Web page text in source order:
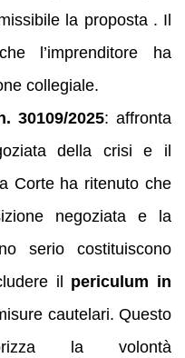
la proposta . Il
l’imprenditore ha
collegiale.
30109/2025: affronta
della crisi e il
Corte ha ritenuto che
negoziata e la
serio costituiscono
il periculum in
cautelari. Questo
la volontà